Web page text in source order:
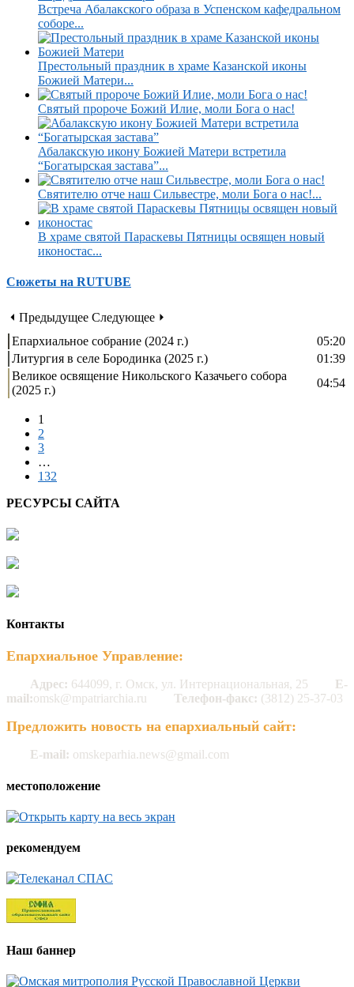
Встреча Абалакского образа в Успенском кафедральном
соборе...
Престольный праздник в храме Казанской иконы
Божией Матери...
Святый пророче Божий Илие, моли Бога о нас!
Абалакскую икону Божией Матери встретила
“Богатырская застава”...
Святителю отче наш Сильвестре, моли Бога о нас!...
В храме святой Параскевы Пятницы освящен новый
иконостас...
Сюжеты на RUTUBE
⏴ Предыдущее Следующее ⏵
Епархиальное собрание (2024 г.)
05:20
Литургия в селе Бородинка (2025 г.)
01:39
Великое освящение Никольского Казачьего собора
(2025 г.)
04:54
1
2
3
…
132
РЕСУРСЫ САЙТА
Контакты
Епархиальное Управление:
Адрес: 644099, г. Омск, ул. Интернациональная, 25
E-
mail:omsk@mpatriarchia.ru Телефон-факс: (3812) 25-37-03
Предложить новость на епархиальный сайт:
E-mail: omskeparhia.news@gmail.com
местоположение
рекомендуем
Наш баннер